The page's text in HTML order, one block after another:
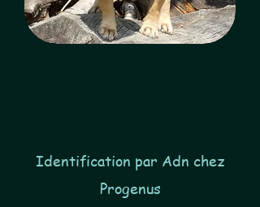
Identification par Adn chez
Progenus